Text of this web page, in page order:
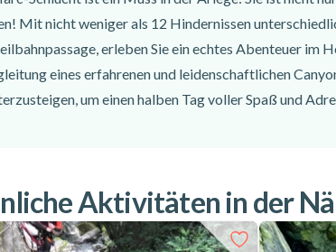
Mit nicht weniger als 12 Hindernissen
erleben Sie ein echtes Abenteuer im
eines erfahrenen und leidenschaftlichen
um einen halben Tag voller Spaß und
Aktivitäten in der